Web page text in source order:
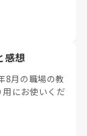
感想
8月の職場の教
にお使いくだ